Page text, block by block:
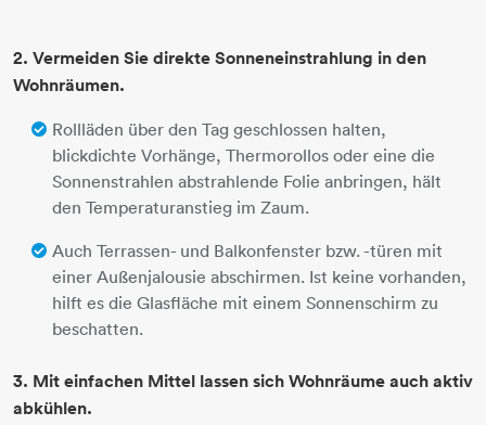
2. Vermeiden Sie direkte Sonneneinstrahlung in den
Wohnräumen.
Rollläden über den Tag geschlossen halten,
blickdichte Vorhänge, Thermorollos oder eine die
Sonnenstrahlen abstrahlende Folie anbringen, hält
den Temperaturanstieg im Zaum.
Auch Terrassen- und Balkonfenster bzw. -türen mit
einer Außenjalousie abschirmen. Ist keine vorhanden,
hilft es die Glasfläche mit einem Sonnenschirm zu
beschatten.​​​​​​​
3. Mit einfachen Mittel lassen sich Wohnräume auch aktiv
abkühlen.